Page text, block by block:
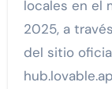
locales en el
2025, a través
del sitio